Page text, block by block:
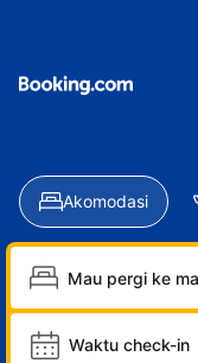
Akomodasi
Waktu check-in